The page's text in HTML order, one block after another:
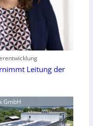
Leitung der
GmbH